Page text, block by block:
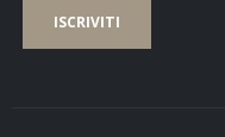
ISCRIVITI